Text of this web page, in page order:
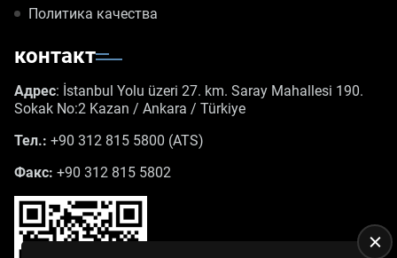
Политика качества
контакт
Адрес: İstanbul Yolu üzeri 27. km. Saray Mahallesi 190.
Sokak No:2 Kazan / Ankara / Türkiye
Тел.: +90 312 815 5800 (ATS)
Факс: +90 312 815 5802